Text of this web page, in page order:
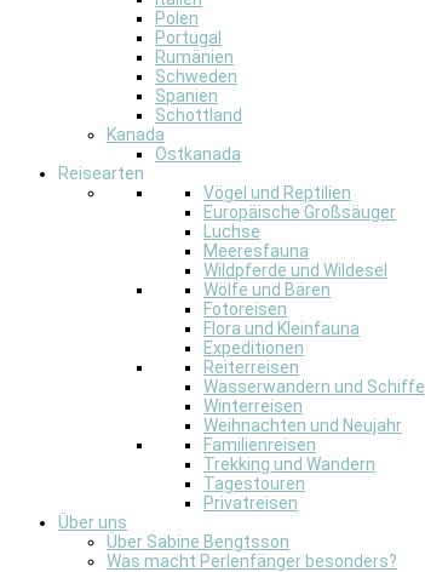
Polen
Portugal
Rumänien
Schweden
Spanien
Schottland
Kanada
Ostkanada
Reisearten
Vögel und Reptilien
Europäische Großsäuger
Luchse
Meeresfauna
Wildpferde und Wildesel
Wölfe und Bären
Fotoreisen
Flora und Kleinfauna
Expeditionen
Reiterreisen
Wasserwandern und Schiffe
Winterreisen
Weihnachten und Neujahr
Familienreisen
Trekking und Wandern
Tagestouren
Privatreisen
Über uns
Über Sabine Bengtsson
Was macht Perlenfänger besonders?